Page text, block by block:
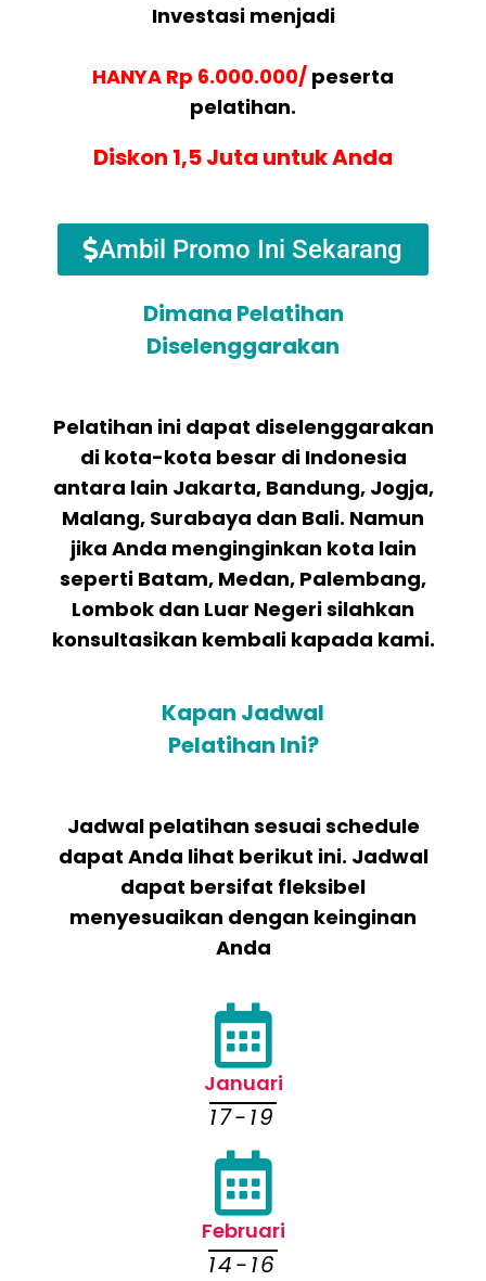
Investasi menjadi
HANYA Rp 6.000.000/ peserta
pelatihan.
Diskon 1,5 Juta untuk Anda
Ambil Promo Ini Sekarang
Dimana Pelatihan
Diselenggarakan
Pelatihan ini dapat diselenggarakan
di kota-kota besar di Indonesia
antara lain Jakarta, Bandung, Jogja,
Malang, Surabaya dan Bali. Namun
jika Anda menginginkan kota lain
seperti Batam, Medan, Palembang,
Lombok dan Luar Negeri silahkan
konsultasikan kembali kapada kami.
Kapan Jadwal
Pelatihan Ini?
Jadwal pelatihan sesuai schedule
dapat Anda lihat berikut ini. Jadwal
dapat bersifat fleksibel
menyesuaikan dengan keinginan
Anda
Januari
17-19
Februari
14-16